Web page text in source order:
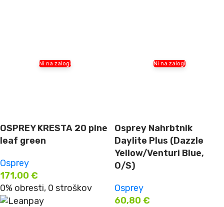
Ni na zalogi
OSPREY KRESTA 20 pine
leaf green
Osprey
171,00 €
0% obresti, 0 stroškov
Ni na zalogi
Osprey Nahrbtnik
Daylite Plus (Dazzle
Yellow/Venturi Blue,
O/S)
Osprey
60,80 €